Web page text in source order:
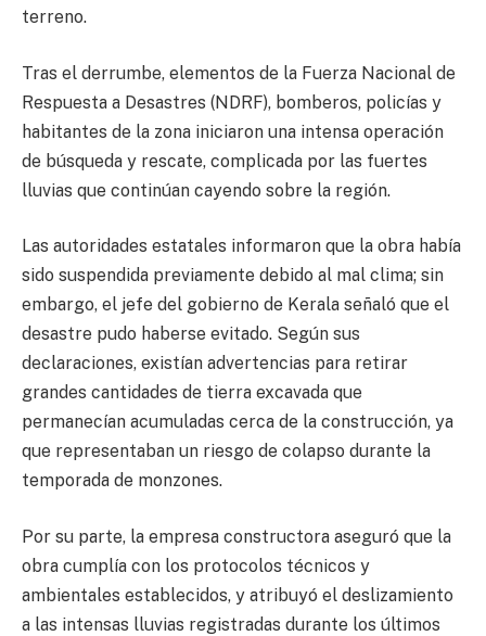
terreno.
Tras el derrumbe, elementos de la Fuerza Nacional de
Respuesta a Desastres (NDRF), bomberos, policías y
habitantes de la zona iniciaron una intensa operación
de búsqueda y rescate, complicada por las fuertes
lluvias que continúan cayendo sobre la región.
Las autoridades estatales informaron que la obra había
sido suspendida previamente debido al mal clima; sin
embargo, el jefe del gobierno de Kerala señaló que el
desastre pudo haberse evitado. Según sus
declaraciones, existían advertencias para retirar
grandes cantidades de tierra excavada que
permanecían acumuladas cerca de la construcción, ya
que representaban un riesgo de colapso durante la
temporada de monzones.
Por su parte, la empresa constructora aseguró que la
obra cumplía con los protocolos técnicos y
ambientales establecidos, y atribuyó el deslizamiento
a las intensas lluvias registradas durante los últimos